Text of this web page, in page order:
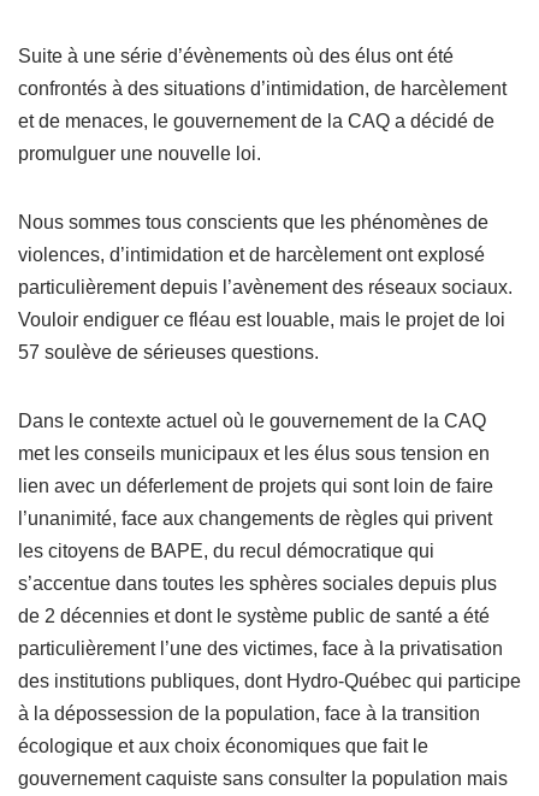
Suite à une série d’évènements où des élus ont été
confrontés à des situations d’intimidation, de harcèlement
et de menaces, le gouvernement de la CAQ a décidé de
promulguer une nouvelle loi.
Nous sommes tous conscients que les phénomènes de
violences, d’intimidation et de harcèlement ont explosé
particulièrement depuis l’avènement des réseaux sociaux.
Vouloir endiguer ce fléau est louable, mais le projet de loi
57 soulève de sérieuses questions.
Dans le contexte actuel où le gouvernement de la CAQ
met les conseils municipaux et les élus sous tension en
lien avec un déferlement de projets qui sont loin de faire
l’unanimité, face aux changements de règles qui privent
les citoyens de BAPE, du recul démocratique qui
s’accentue dans toutes les sphères sociales depuis plus
de 2 décennies et dont le système public de santé a été
particulièrement l’une des victimes, face à la privatisation
des institutions publiques, dont Hydro-Québec qui participe
à la dépossession de la population, face à la transition
écologique et aux choix économiques que fait le
gouvernement caquiste sans consulter la population mais